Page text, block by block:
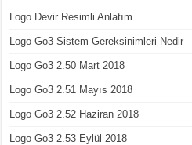
Logo Devir Resimli Anlatım
Logo Go3 Sistem Gereksinimleri Nedir
Logo Go3 2.50 Mart 2018
Logo Go3 2.51 Mayıs 2018
Logo Go3 2.52 Haziran 2018
Logo Go3 2.53 Eylül 2018